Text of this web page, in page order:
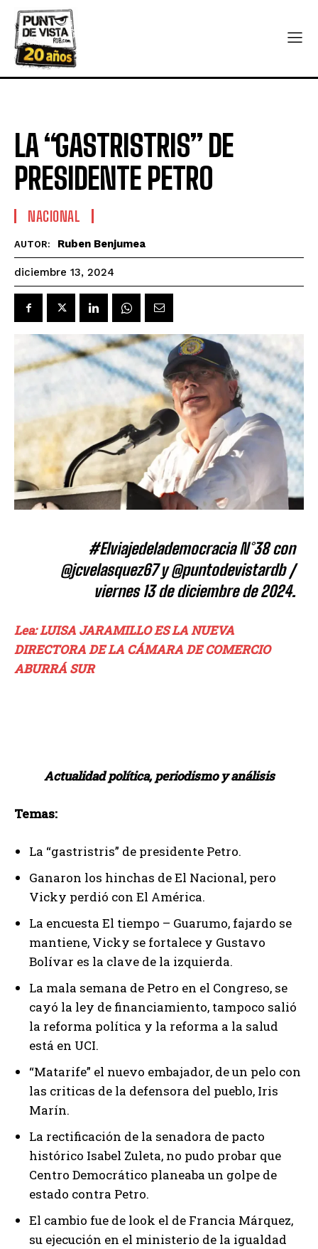
LA “GASTRISTRIS” DE
PRESIDENTE PETRO
NACIONAL
AUTOR: Ruben Benjumea
diciembre 13, 2024
#Elviajedelademocracia N°38 con
@jcvelasquez67 y @puntodevistardb /
viernes 13 de diciembre de 2024.
Lea: LUISA JARAMILLO ES LA NUEVA
DIRECTORA DE LA CÁMARA DE COMERCIO
ABURRÁ SUR
Actualidad política, periodismo y análisis
Temas:
La “gastristris” de presidente Petro.
Ganaron los hinchas de El Nacional, pero
Vicky perdió con El América.
La encuesta El tiempo – Guarumo, fajardo se
mantiene, Vicky se fortalece y Gustavo
Bolívar es la clave de la izquierda.
La mala semana de Petro en el Congreso, se
cayó la ley de financiamiento, tampoco salió
la reforma política y la reforma a la salud
está en UCI.
“Matarife” el nuevo embajador, de un pelo con
las criticas de la defensora del pueblo, Iris
Marín.
La rectificación de la senadora de pacto
histórico Isabel Zuleta, no pudo probar que
Centro Democrático planeaba un golpe de
estado contra Petro.
El cambio fue de look el de Francia Márquez,
su ejecución en el ministerio de la igualdad